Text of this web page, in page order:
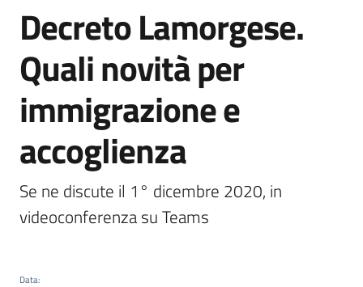
Servizi
Leggi
Atti
Bandi
Piani
Programmi
Progetti
Salta al contenuto
Decreto Lamorgese.
Quali novità per
immigrazione e
accoglienza
Se ne discute il 1° dicembre 2020, in
videoconferenza su Teams
Data: